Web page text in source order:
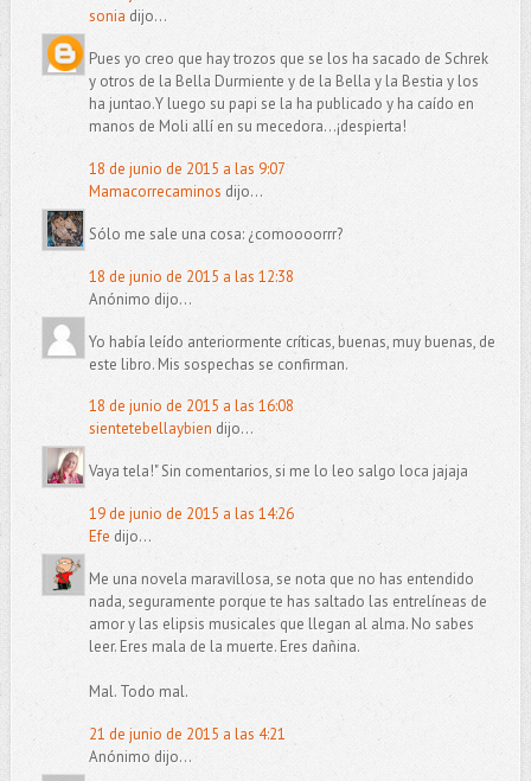
sonia dijo...
Pues yo creo que hay trozos que se los ha sacado de Schrek
y otros de la Bella Durmiente y de la Bella y la Bestia y los
ha juntao.Y luego su papi se la ha publicado y ha caído en
manos de Moli allí en su mecedora...¡despierta!
18 de junio de 2015 a las 9:07
Mamacorrecaminos dijo...
Sólo me sale una cosa: ¿comoooorrr?
18 de junio de 2015 a las 12:38
Anónimo dijo...
Yo había leído anteriormente críticas, buenas, muy buenas, de
este libro. Mis sospechas se confirman.
18 de junio de 2015 a las 16:08
sientetebellaybien dijo...
Vaya tela!" Sin comentarios, si me lo leo salgo loca jajaja
19 de junio de 2015 a las 14:26
Efe dijo...
Me una novela maravillosa, se nota que no has entendido
nada, seguramente porque te has saltado las entrelíneas de
amor y las elipsis musicales que llegan al alma. No sabes
leer. Eres mala de la muerte. Eres dañina.
Mal. Todo mal.
21 de junio de 2015 a las 4:21
Anónimo dijo...